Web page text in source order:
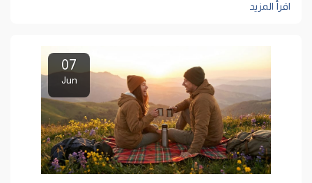
اقرأ المزيد
07
Jun